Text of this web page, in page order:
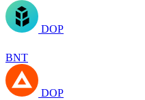
DOP
BNT
DOP